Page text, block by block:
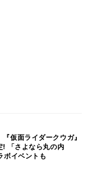
仮面ライダークウガ』
! 「さよなら丸の内
ボイベントも